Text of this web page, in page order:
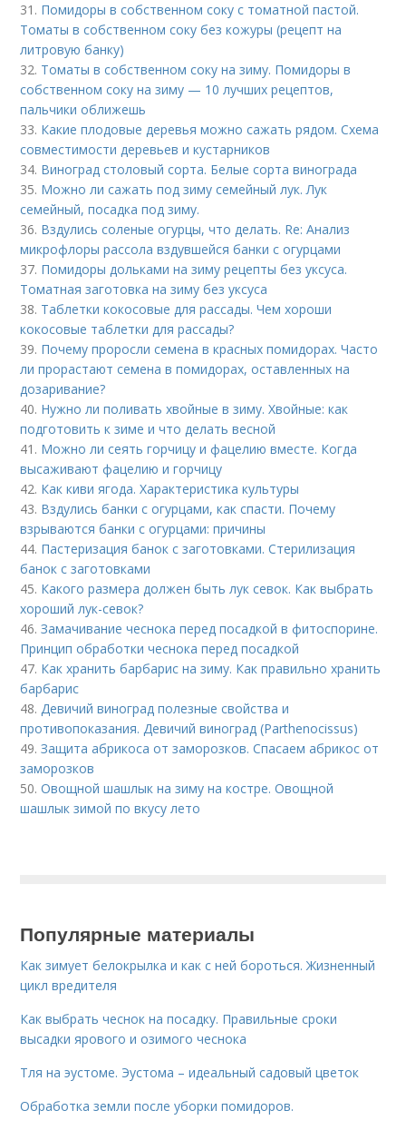
31. Помидоры в собственном соку с томатной пастой.
Томаты в собственном соку без кожуры (рецепт на
литровую банку)
32. Томаты в собственном соку на зиму. Помидоры в
собственном соку на зиму — 10 лучших рецептов,
пальчики оближешь
33. Какие плодовые деревья можно сажать рядом. Схема
совместимости деревьев и кустарников
34. Виноград столовый сорта. Белые сорта винограда
35. Можно ли сажать под зиму семейный лук. Лук
семейный, посадка под зиму.
36. Вздулись соленые огурцы, что делать. Re: Анализ
микрофлоры рассола вздувшейся банки с огурцами
37. Помидоры дольками на зиму рецепты без уксуса.
Томатная заготовка на зиму без уксуса
38. Таблетки кокосовые для рассады. Чем хороши
кокосовые таблетки для рассады?
39. Почему проросли семена в красных помидорах. Часто
ли прорастают семена в помидорах, оставленных на
дозаривание?
40. Нужно ли поливать хвойные в зиму. Хвойные: как
подготовить к зиме и что делать весной
41. Можно ли сеять горчицу и фацелию вместе. Когда
высаживают фацелию и горчицу
42. Как киви ягода. Характеристика культуры
43. Вздулись банки с огурцами, как спасти. Почему
взрываются банки с огурцами: причины
44. Пастеризация банок с заготовками. Стерилизация
банок с заготовками
45. Какого размера должен быть лук севок. Как выбрать
хороший лук-севок?
46.Замачивание чеснока перед посадкой в фитоспорине.
Принцип обработки чеснока перед посадкой
47. Как хранить барбарис на зиму. Как правильно хранить
барбарис
48.Девичий виноград полезные свойства и
противопоказания. Девичий виноград (Parthenocissus)
49.Защита абрикоса от заморозков. Спасаем абрикос от
заморозков
50.Овощной шашлык на зиму на костре. Овощной
шашлык зимой по вкусу лето
Популярные материалы
Как зимует белокрылка и как с ней бороться. Жизненный
цикл вредителя
Как выбрать чеснок на посадку. Правильные сроки
высадки ярового и озимого чеснока
Тля на эустоме. Эустома – идеальный садовый цветок
Обработка земли после уборки помидоров.